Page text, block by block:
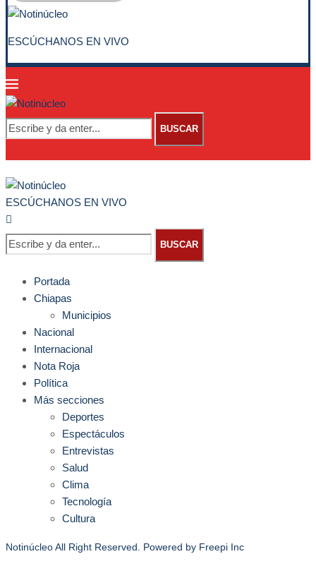
ESCÚCHANOS EN VIVO
BUSCAR
ESCÚCHANOS EN VIVO
BUSCAR
Portada
Chiapas
Municipios
Nacional
Internacional
Nota Roja
Política
Más secciones
Deportes
Espectáculos
Entrevistas
Salud
Clima
Tecnología
Cultura
Notinúcleo All Right Reserved. Powered by Freepi Inc